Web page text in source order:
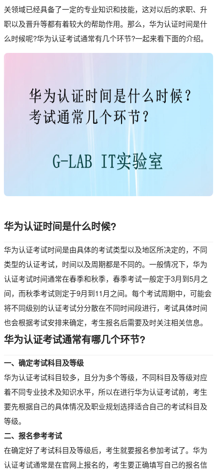
关领域已经具备了一定的专业知识和技能，这对以后的求职、升
职以及晋升等都有着较大的帮助作用。那么，华为认证时间是什
么时候呢?华为认证考试通常有几个环节?一起来看下面的介绍。
华为认证时间是什么时候?
华为认证考试时间是由具体的考试类型以及地区所决定的，不同
类型的认证考试，时间以及周期都是不同的。一般情况下，华为
认证考试时间通常在春季和秋季，春季考试一般定于3月到5月之
间，而秋季考试则定于9月到11月之间。每个考试周期中，可能会
将不同级别的认证考试分分散在不同时间段进行，考试具体时间
也会根据考试安排来确定，考生报名后需要及时关注相关信息。
华为认证考试通常有哪几个环节?
一、确定考试科目及等级
华为认证考试科目较多，且分为多个等级，不同科目及等级对应
着不同专业技术及知识水平，所以在进行华为认证考试前，考生
要先根据自己的具体情况及职业规划选择适合自己的考试科目及
等级。
二、报名参考考试
在确定好了考试科目及等级后，考生就要报名参加考试了。华为
认证考试通常是在官网上报名的，考生要正确填写自己的报名信